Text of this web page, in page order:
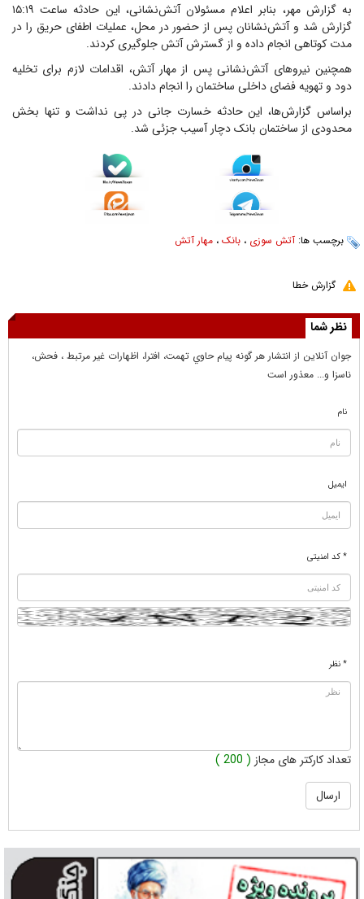
به گزارش مهر، بنابر اعلام مسئولان آتش‌نشانی، این حادثه ساعت ۱۵:۱۹
گزارش شد و آتش‌نشانان پس از حضور در محل، عملیات اطفای حریق را در
مدت کوتاهی انجام داده و از گسترش آتش جلوگیری کردند.
همچنین نیرو‌های آتش‌نشانی پس از مهار آتش، اقدامات لازم برای تخلیه
دود و تهویه فضای داخلی ساختمان را انجام دادند.
براساس گزارش‌ها، این حادثه خسارت جانی در پی نداشت و تنها بخش
محدودی از ساختمان بانک دچار آسیب جزئی شد.
برچسب ها: آتش سوزی ، بانک ، مهار آتش
گزارش خطا
نظر شما
جوان آنلاين از انتشار هر گونه پيام حاوي تهمت، افترا، اظهارات غير مرتبط ، فحش،
ناسزا و... معذور است
نام
ایمیل
* کد امنیتی
* نظر
تعداد کارکتر های مجاز ( 200 )